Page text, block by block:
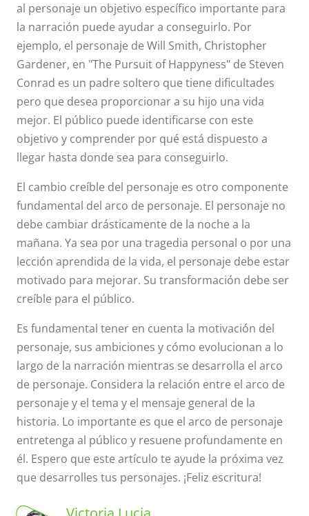
al personaje un objetivo específico importante para
la narración puede ayudar a conseguirlo. Por
ejemplo, el personaje de Will Smith, Christopher
Gardener, en "The Pursuit of Happyness" de Steven
Conrad es un padre soltero que tiene dificultades
pero que desea proporcionar a su hijo una vida
mejor. El público puede identificarse con este
objetivo y comprender por qué está dispuesto a
llegar hasta donde sea para conseguirlo.
El cambio creíble del personaje es otro componente
fundamental del arco de personaje. El personaje no
debe cambiar drásticamente de la noche a la
mañana. Ya sea por una tragedia personal o por una
lección aprendida de la vida, el personaje debe estar
motivado para mejorar. Su transformación debe ser
creíble para el público.
Es fundamental tener en cuenta la motivación del
personaje, sus ambiciones y cómo evolucionan a lo
largo de la narración mientras se desarrolla el arco
de personaje. Considera la relación entre el arco de
personaje y el tema y el mensaje general de la
historia. Lo importante es que el arco de personaje
entretenga al público y resuene profundamente en
él. Espero que este artículo te ayude la próxima vez
que desarrolles tus personajes. ¡Feliz escritura!